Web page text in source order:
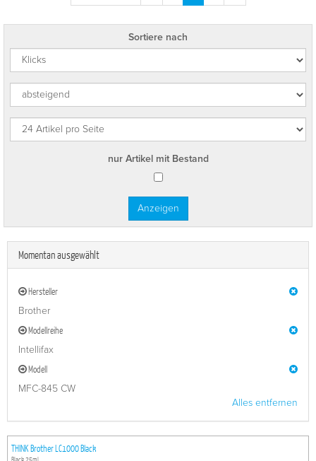
Sortiere nach
nur Artikel mit Bestand
Momentan ausgewählt
Hersteller
Brother
Modellreihe
Intellifax
Modell
MFC-845 CW
Alles entfernen
THINK Brother LC1000 Black